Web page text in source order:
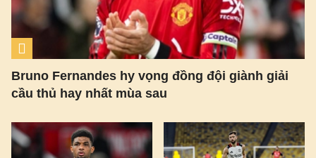
Bruno Fernandes hy vọng đồng đội giành giải
cầu thủ hay nhất mùa sau